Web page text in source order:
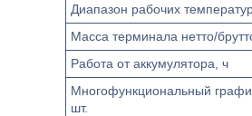
Диапазон рабочих
Масса терминала нетто/
Работа от аккумулятора, ч
Многофункциональный
шт.